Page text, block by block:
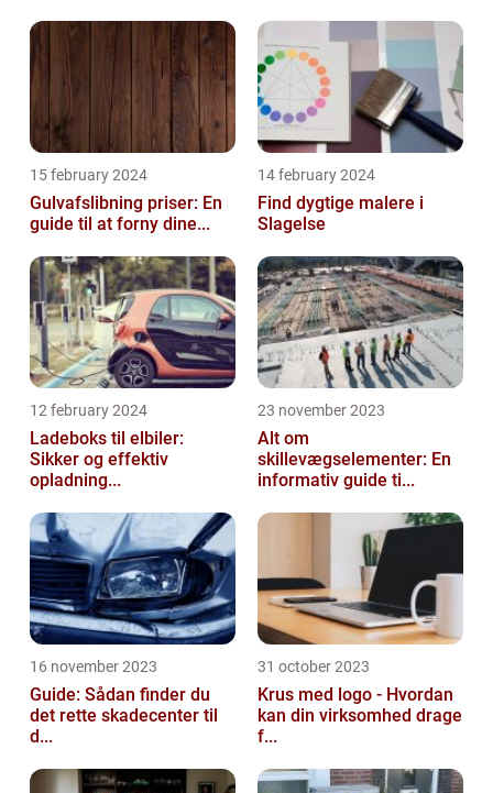
15 february 2024
Gulvafslibning priser: En
guide til at forny dine...
14 february 2024
Find dygtige malere i
Slagelse
12 february 2024
Ladeboks til elbiler:
Sikker og effektiv
opladning...
23 november 2023
Alt om
skillevægselementer: En
informativ guide ti...
16 november 2023
Guide: Sådan finder du
det rette skadecenter til
d...
31 october 2023
Krus med logo - Hvordan
kan din virksomhed drage
f...